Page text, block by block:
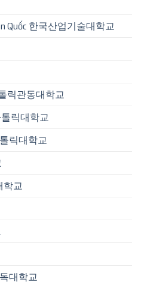
Quốc 한국산업기술대학교
릭관동대학교
톨릭대학교
릭대학교
학교
대학교